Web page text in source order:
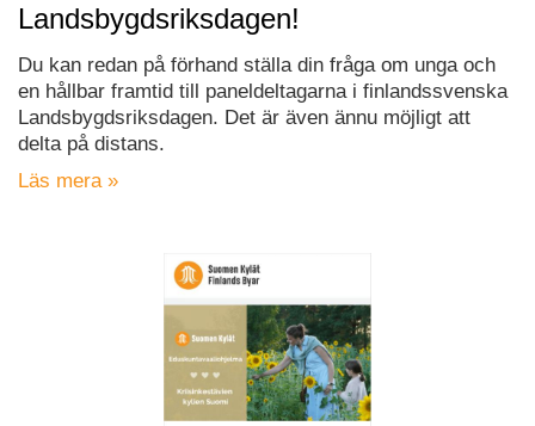
Landsbygdsriksdagen!
Du kan redan på förhand ställa din fråga om unga och
en hållbar framtid till paneldeltagarna i finlandssvenska
Landsbygdsriksdagen. Det är även ännu möjligt att
delta på distans.
Läs mera »